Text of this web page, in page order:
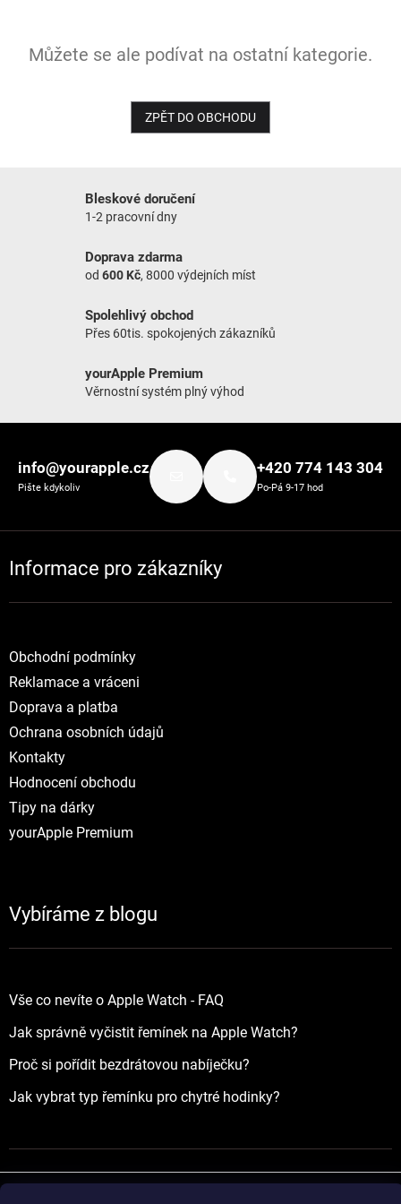
Můžete se ale podívat na ostatní kategorie.
ZPĚT DO OBCHODU
Bleskové doručení
1-2 pracovní dny
Doprava zdarma
od 600 Kč, 8000 výdejních míst
Spolehlivý obchod
Přes 60tis. spokojených zákazníků
yourApple Premium
Věrnostní systém plný výhod
info@yourapple.cz
Pište kdykoliv
+420 774 143 304
Po-Pá 9-17 hod
Informace pro zákazníky
Obchodní podmínky
Reklamace a vráceni
Doprava a platba
Ochrana osobních údajů
Kontakty
Hodnocení obchodu
Tipy na dárky
yourApple Premium
Vybíráme z blogu
Vše co nevíte o Apple Watch - FAQ
Jak správně vyčistit řemínek na Apple Watch?
Proč si pořídit bezdrátovou nabíječku?
Jak vybrat typ řemínku pro chytré hodinky?